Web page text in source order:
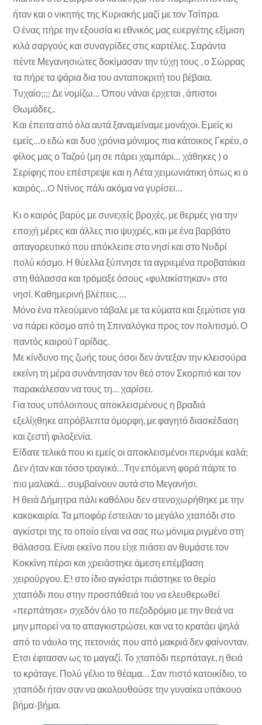
ήταν και ο νικητής της Κυριακής μαζί με τον Τσίπρα.
Ο ένας πήρε την εξουσία κι εθνικός μας ευεργέτης εξίμιση
κιλά σαργούς και συναγρίδες στις καρτέλες. Σαράντα
πέντε Μεγανησιώτες δοκίμασαν την τύχη τους , ο Σώρρας
τα πήρε τα ψάρια δια του ανταποκριτή του βέβαια.
Τυχαίο;;;; Δε νομίζω… Όπου νάναι έρχεται , άπιστοι
Θωμάδες..
Και έπειτα από όλα αυτά ξαναμείναμε μονάχοι. Εμείς κι
εμείς…ο εδώ και δυο χρόνια μόνιμος πια κάτοικος Γκρέυ, ο
φίλος μας ο Ταζού (μη σε πάρει χαμπάρι… χάθηκες ) ο
Σερίφης που επέστρεψε και η Λέτα χειμωνιάτικη όπως κι ο
καιρός…O Ντίνος πάλι ακόμα να γυρίσει…
Κι ο καιρός βαρύς με συνεχείς βροχές, με θερμές για την
εποχή μέρες και άλλες πιο ψυχρές, και με ένα βαρβάτο
απαγορευτικό που απόκλεισε στο νησί και στο Νυδρί
πολύ κόσμο. Η θύελλα ξύπνησε τα αγριεμένα προβατάκια
στη θάλασσα και τρόμαξε όσους «φυλακίστηκαν» στο
νησί. Καθημερινή βλέπεις….
Μόνο ένα πλεούμενο τάβαλε με τα κύματα και ξεμύτισε για
να πάρει κόσμο από τη Σπιναλόγκα προς τον πολιτισμό. Ο
παντός καιρού Γαρίδας.
Με κίνδυνο της ζωής τους όσοι δεν άντεξαν την κλεισούρα
εκείνη τη μέρα συνάντησαν τον θεό στον Σκορπιό και τον
παρακάλεσαν να τους τη… χαρίσει.
Για τους υπόλοιπους αποκλεισμένους η βραδιά
εξελίχθηκε απρόβλεπτα όμορφη, με φαγητό διασκέδαση
και ζεστή φιλοξενία.
Είδατε τελικά που κι εμείς οι αποκλεισμένοι περνάμε καλά;
Δεν ήταν και τόσο τραγικό…Την επόμενη φορά πάρτε το
πιο μαλακά… συμβαίνουν αυτά στο Μεγανήσι.
Η θειά Δήμητρα πάλι καθόλου δεν στενοχωρήθηκε με την
κακοκαιρία. Τα μποφόρ έστειλαν το μεγάλο χταπόδι στο
αγκίστρι της το οποίο είναι να σας πω μόνιμα ριγμένο στη
θάλασσα. Είναι εκείνο που είχε πιάσει αν θυμάστε τον
Κοκκίνη πέρσι και χρειάστηκε άμεση επέμβαση
χειρούργου. Ε! στο ίδιο αγκίστρι πιάστηκε το θερίο
χταπόδι που στην προσπάθειά του να ελευθερωθεί
«περπάτησε» σχεδόν όλο το πεζοδρόμιο με την θειά να
μην μπορεί να το απαγκιστρώσει, και να το κρατάει ψηλά
από το νάυλο της πετονιάς που από μακριά δεν φαίνονταν.
Ετσι έφτασαν ως το μαγαζί. Το χταπόδι περπάταγε, η θειά
το κράταγε. Πολύ γέλιο το θέαμα… Σαν πιστό κατοικίδιο, το
χταπόδι ήταν σαν να ακολουθούσε την γυναίκα υπάκουο
βήμα-βήμα.